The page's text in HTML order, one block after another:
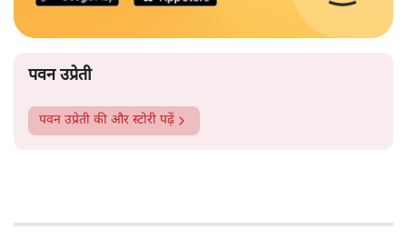
पवन उप्रेती
पवन उप्रेती की और स्टोरी पढ़ें